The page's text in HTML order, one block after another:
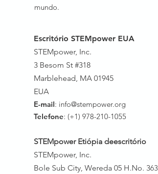
mundo.
Escritório STEMpower EUA
STEMpower, Inc.
3 Besom St #318
Marblehead, MA 01945
EUA
E-mail: info@stempower.org
Telefone: (+1) 978-210-1055
STEMpower Etiópia deescritório
STEMpower, Inc.
Bole Sub City, Wereda 05 H.No. 363